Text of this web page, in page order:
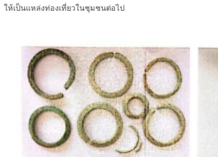
ให้เป็นแหล่งท่องเที่ยวในชุมชนต่อไป